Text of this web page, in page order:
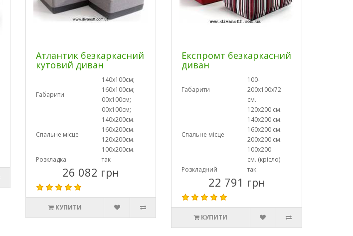
Атлантик безкаркасний
кутовий диван
Габарити
140х100см;
160х100см;
00х100см;
00х100см;
Спальне місце
140х200см.
160х200см.
120х200см.
100х200см.
Розкладка
так
26 082 грн
КУПИТИ
Експромт безкаркасний
диван
Габарити
100-
200х100х72
см.
Спальне місце
120х200 см.
140х200 см.
160х200 см.
200х200 см.
100х200
см. (крісло)
Розкладний
так
22 791 грн
КУПИТИ